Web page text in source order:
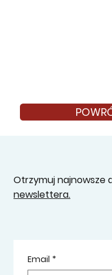
Otrzymuj najnowsze
newslettera.
Email *